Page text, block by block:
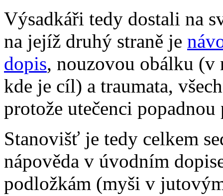
Výsadkáři tedy dostali na
na jejíž druhý straně je
dopis, nouzovou obálku (v
kde je cíl) a traumata,
protože utečenci
Stanovišť je tedy celkem
nápověda v úvodním
podložkám (myši v